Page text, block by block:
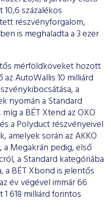
százalékos
részvényforgalom,
is meghaladta a 3 ezer
mérföldköveket hozott
AutoWallis 10 milliárd
a
nyomán a Standard
a BÉT Xtend az OXO
a Polyduct részvényeivel
amelyek során az AKKO
a Megakrán pedig, első
a Standard kategóriába
a BÉT Xbond is jelentős
év végével immár 66
618 milliárd forintos